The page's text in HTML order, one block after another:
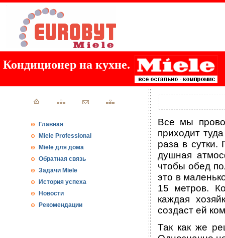
Кондиционер на кухне.
Главная
Miele Professional
Miele для дома
Обратная связь
Задачи Miele
История успеха
Новости
Рекомендации
Все мы
приходит
раза в сутки.
душная
чтобы обед
это в
15 метров.
каждая
создаст ей
Так как же